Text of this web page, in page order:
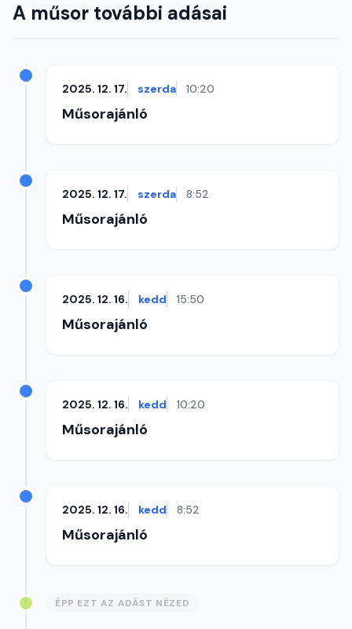
A műsor további adásai
2025. 12. 17. szerda 10:20
Műsorajánló
2025. 12. 17. szerda 8:52
Műsorajánló
2025. 12. 16. kedd 15:50
Műsorajánló
2025. 12. 16. kedd 10:20
Műsorajánló
2025. 12. 16. kedd 8:52
Műsorajánló
ÉPP EZT AZ ADÁST NÉZED